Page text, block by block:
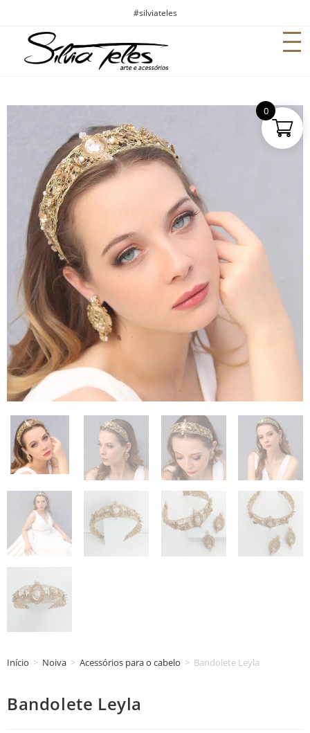
#silviateles
Início > Noiva > Acessórios para o cabelo > Bandolete Leyla
Bandolete Leyla
0